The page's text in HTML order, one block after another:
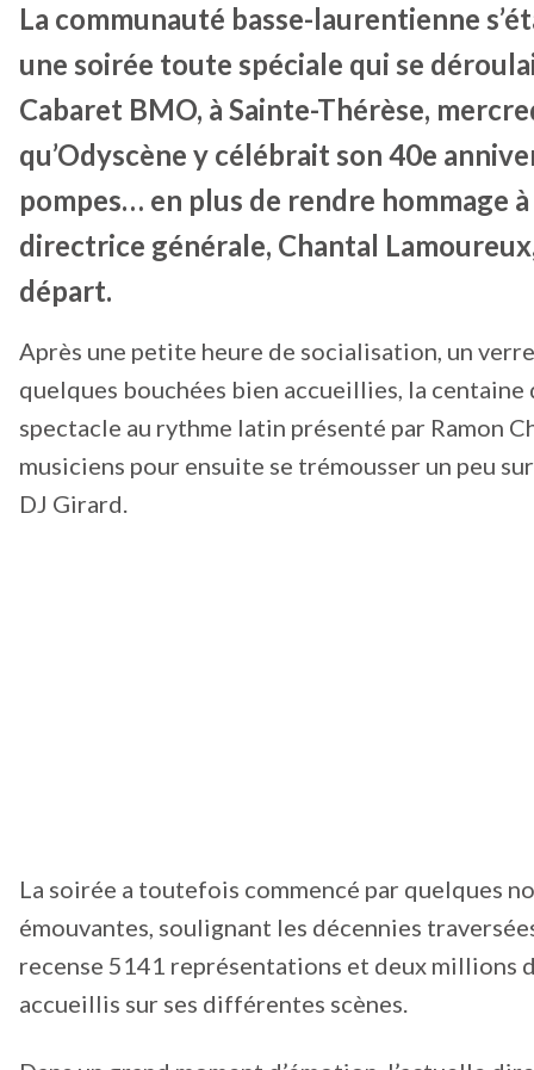
La communauté basse-laurentienne
une soirée toute spéciale qui se
Cabaret BMO, à Sainte-Thérèse,
qu’Odyscène y célébrait son 40e
pompes… en plus de rendre hommage
directrice générale, Chantal
départ.
Après une petite heure de socialisation, un
quelques bouchées bien accueillies, la centaine
spectacle au rythme latin présenté par Ramon
musiciens pour ensuite se trémousser un peu
DJ Girard.
La soirée a toutefois commencé par quelques
émouvantes, soulignant les décennies
recense 5141 représentations et deux millions
accueillis sur ses différentes scènes.